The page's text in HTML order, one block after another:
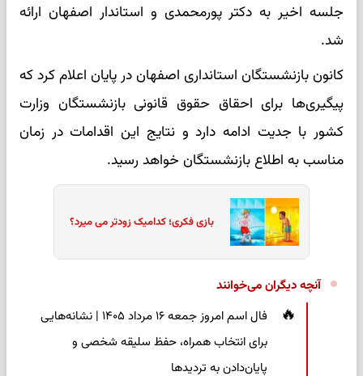
جلسه اخیر به دکتر پورمحمدی و استاندار اصفهان ارائه
شد.
کانون بازنشستگان استانداری اصفهان در پایان اعلام کرد که
پیگیری‌ها برای احقاق حقوق قانونی بازنشستگان وزارت
کشور با جدیت ادامه دارد و نتایج این اقدامات در زمان
مناسب به اطلاع بازنشستگان خواهد رسید.
بازی فکری؛ کدامیک زودتر می میرد؟
آنچه دیگران می‌خوانند
فال اسم امروز جمعه ۱۶ مرداد ۱۴۰۵ | نشانه‌هایی
برای انتخاب همراه، حفظ سلیقه شخصی و
پایان‌دادن به تردیدها